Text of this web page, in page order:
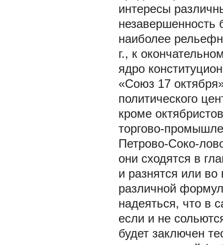
интересы
наиболее
г., к
ядро
«Союз 17
политического
кроме
торгово-
Петрово-Соко-
они сходятся в
и разнятся или
различной
надеяться, что в
если и не
будет заключен